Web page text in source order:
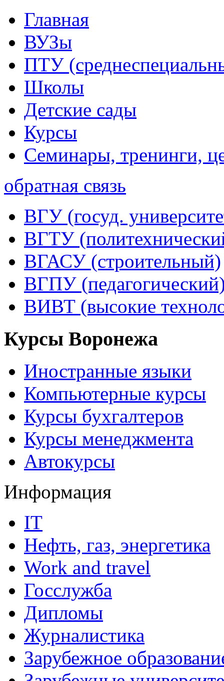
Главная
ВУЗы
ПТУ
Школы
Детские сады
Курсы
Семинары, тренинги,
обратная связь
ВГУ (госуд.
ВГТУ
ВГАСУ (строительный)
ВГПУ
ВИВТ (высокие
Курсы Воронежа
Иностранные языки
Компьютерные курсы
Курсы бухгалтеров
Курсы менеджмента
Автокурсы
Информация
IT
Нефть, газ, энергетика
Work and travel
Госслужба
Дипломы
Журналистика
Зарубежное